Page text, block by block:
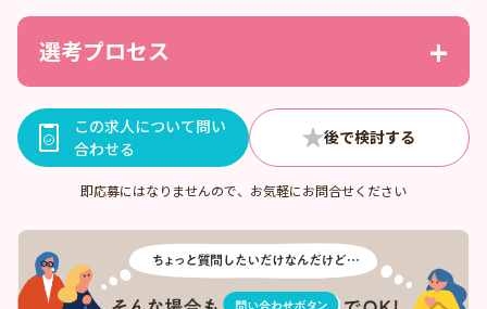
選考プロセス
この求人について問い
合わせる
即応募にはなりませんので、お気軽にお問合せください